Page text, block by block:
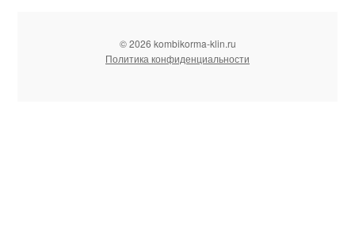
© 2026 kombikorma-klin.ru
Политика конфиденциальности